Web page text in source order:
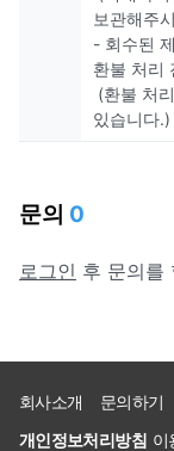
보관해주
- 회수된
환불 처리
(환불 처
있습니다.)
문의 0
로그인 후 문의를
회사소개 문의하기
개인정보처리방침 이